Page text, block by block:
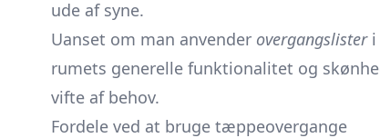
ude af syne.
Uanset om man anvender overgangslisteri
rumets generelle funktionalitet og
vifte af behov.
Fordele ved at bruge tæppeovergange